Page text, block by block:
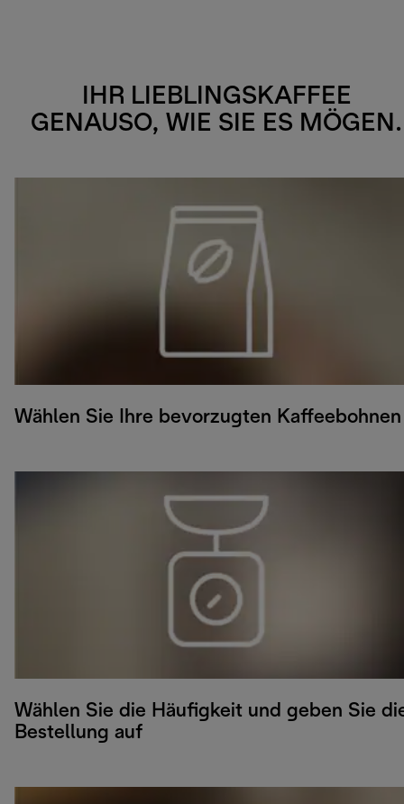
IHR LIEBLINGSKAFFEE
GENAUSO, WIE SIE ES MÖGEN.
Wählen Sie Ihre bevorzugten Kaffeebohnen
Wählen Sie die Häufigkeit und geben Sie
Bestellung auf